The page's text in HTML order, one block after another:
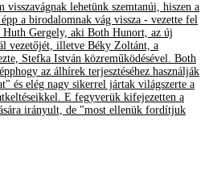
lehetünk szemtanúi, hiszen a
a birodalomnak vág vissza - vezette fel
Huth Gergely, aki Both Hunort, az új
vezetőjét, illetve Béky Zoltánt, a
Stefka István közreműködésével. Both
az álhírek terjesztéséhez használják
és elég nagy sikerrel jártak világszerte a
E fegyverük kifejezetten a
irányult, de "most ellenük fordítjuk